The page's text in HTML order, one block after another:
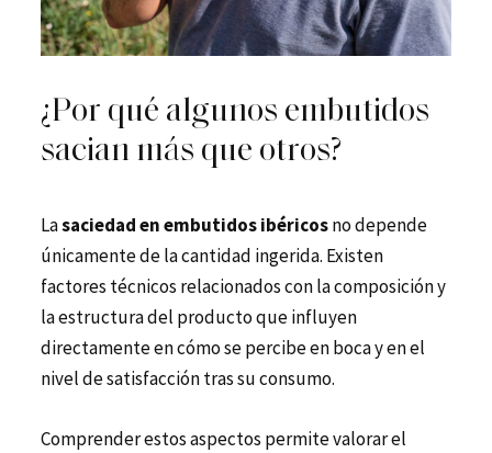
¿Por qué algunos embutidos
sacian más que otros?
Lasaciedad en embutidos ibéricosno depende
únicamente de la cantidad ingerida. Existen
factores técnicos relacionados con la composición y
la estructura del producto que influyen
directamente en cómo se percibe en boca y en el
nivel de satisfacción tras su consumo.
Comprender estos aspectos permite valorar el